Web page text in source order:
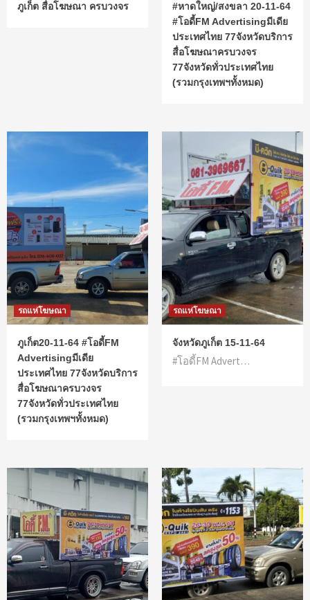
ภูเก็ต สื่อโฆษณา ครบวงจร
#หาดใหญ่/สงขลา 20-11-64
#โอดี้FM Advertisingมีเดีย
ประเทศไทย 77จังหวัดบริการ
สื่อโฆษณาครบวงจร
77จังหวัดทั่วประเทศไทย
(รวมกรุงเทพฯทั้งหมด)
รถแห่โฆษณา
ภูเก็ต20-11-64 #โอดี้FM
Advertisingมีเดีย
ประเทศไทย 77จังหวัดบริการ
สื่อโฆษณาครบวงจร
77จังหวัดทั่วประเทศไทย
(รวมกรุงเทพฯทั้งหมด)
รถแห่โฆษณา
จังหวัดภูเก็ต 15-11-64
#โอดี้FM Advert…